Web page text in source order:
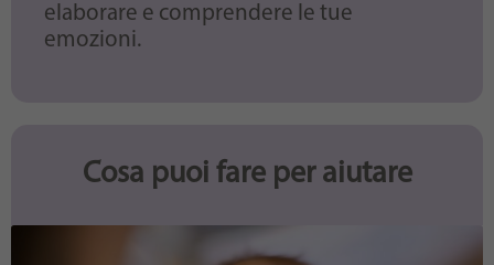
elaborare e comprendere le tue
emozioni.
Cosa puoi fare per aiutare